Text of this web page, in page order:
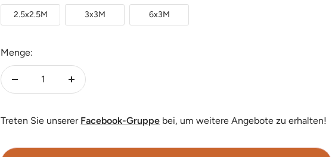
2.5x2.5M 3x3M 6x3M
Menge:
Menge
Menge
Treten Sie unserer Facebook-Gruppe bei, um weitere Angebote zu erhalten!